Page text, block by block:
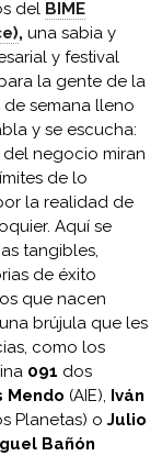
del BIME
, una sabia y
y festival
la gente de la
semana lleno
y se escucha:
negocio miran
de lo
la realidad de
Aquí se
tangibles,
de éxito
que nacen
brújula que les
como los
091 dos
Mendo (AIE), Iván
Planetas) o Julio
Bañón